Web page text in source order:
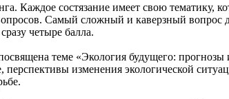
Каждое состязание имеет свою тематику,
Самый сложный и каверзный вопрос
четыре балла.
теме «Экология будущего:
перспективы изменения экологической